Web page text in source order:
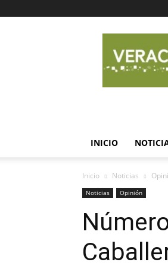
INICIO
Inicio Noticias
Noticias Opinión